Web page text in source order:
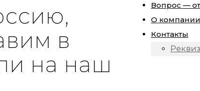
Вопрос —
О компании
Контакты
в
на наш